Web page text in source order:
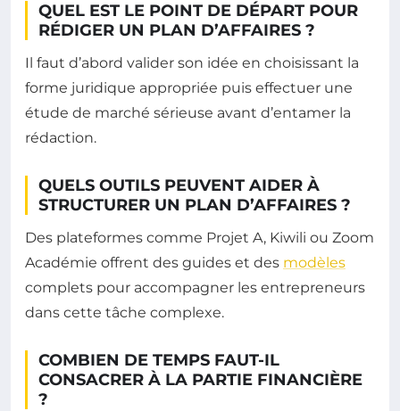
QUEL EST LE POINT DE DÉPART POUR
RÉDIGER UN PLAN D’AFFAIRES ?
Il faut d’abord valider son idée en choisissant la
forme juridique appropriée puis effectuer une
étude de marché sérieuse avant d’entamer la
rédaction.
QUELS OUTILS PEUVENT AIDER À
STRUCTURER UN PLAN D’AFFAIRES ?
Des plateformes comme Projet A, Kiwili ou Zoom
Académie offrent des guides et des modèles
complets pour accompagner les entrepreneurs
dans cette tâche complexe.
COMBIEN DE TEMPS FAUT-IL
CONSACRER À LA PARTIE FINANCIÈRE
?